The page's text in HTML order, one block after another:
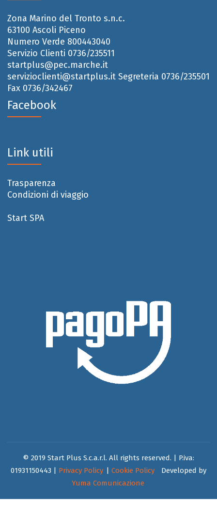
Zona Marino del Tronto s.n.c.
63100 Ascoli Piceno
Numero Verde 800443040
Servizio Clienti 0736/235511
startplus@pec.marche.it
servizioclienti@startplus.it Segreteria 0736/235501
Fax 0736/342467
Facebook
Link utili
Trasparenza
Condizioni di viaggio
Start SPA
© 2019 Start Plus S.c.a.r.l. All rights reserved. | P.iva:
01931150443 | Privacy Policy | Cookie Policy
Developed by
Yuma Comunicazione